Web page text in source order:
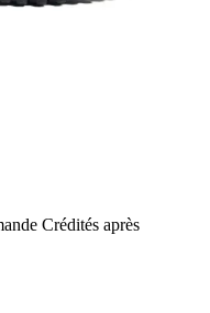
Crédités après